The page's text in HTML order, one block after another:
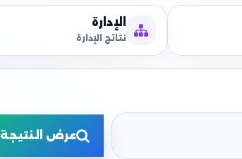
الإدارة
نتائج الإدارة
عرض النتيجة